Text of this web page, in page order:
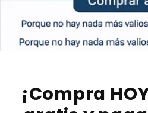
¡Compra